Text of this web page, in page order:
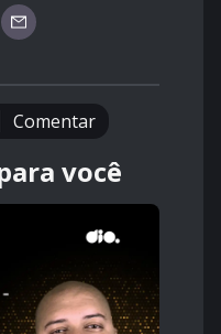
Comentar
você